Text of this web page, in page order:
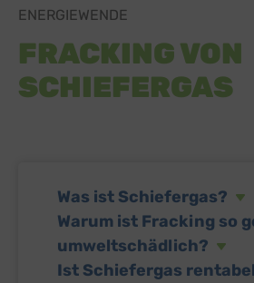
ENERGIEWENDE
FRACKING VON
SCHIEFERGAS
Was ist Schiefergas?
Warum ist Fracking so
umweltschädlich?
Ist Schiefergas